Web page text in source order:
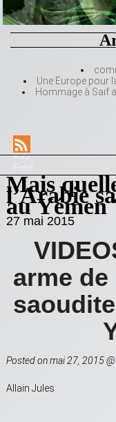
Une Europe pour
Hommage à Saif
RSS
Feed
Mais
l’Arabie
au Yémen
27 mai 2015
arme de
Posted on mai 27, 2015
Allain Jules